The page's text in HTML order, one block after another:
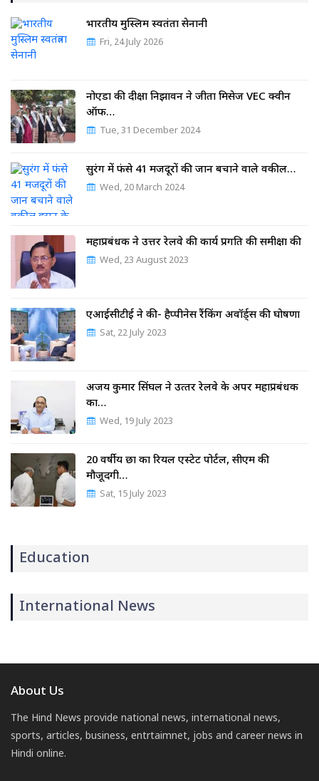
भारतीय मुस्लिम स्वतंत्रता सेनानी
Fri, 24 July 2026
नोएडा की दीक्षा निझावन ने जीता मिसेज VEC क्वीन
ऑफ…
Tue, 31 December 2024
सुरंग में फंसे 41 मजदूरों की जान बचाने वाले वकील…
Wed, 20 March 2024
महाप्रबंधक ने उत्तर रेलवे की कार्य प्रगति की समीक्षा की
Wed, 23 August 2023
एआईसीटीई ने की- हैप्पीनेस रैंकिंग अवॉर्ड्स की घोषणा
Sat, 22 July 2023
अजय कुमार सिंघल ने उत्‍तर रेलवे के अपर महाप्रबंधक
का…
Wed, 19 July 2023
20 वर्षीय छात्र का रियल एस्टेट पोर्टल, सीएम की
मौजूदगी…
Sat, 15 July 2023
Education
International News
About Us
The Hind News provide national news, international news,
sports, articles, business, entrtaimnet, jobs and career news in
Hindi online.